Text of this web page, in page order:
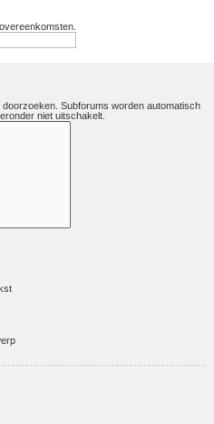
Subforums worden automatisch
niet uitschakelt.